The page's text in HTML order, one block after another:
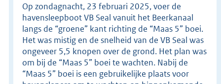
Op zondagnacht, 23 februari 2025, voer de
havensleepboot VB Seal vanuit het Beerkanaal
langs de “groene” kant richting de “Maas 5” boei.
Het was mistig en de snelheid van de VB Seal was
ongeveer 5,5 knopen over de grond. Het plan was
om bij de “Maas 5” boei te wachten. Nabij de
“Maas 5” boei is een gebruikelijke plaats voor